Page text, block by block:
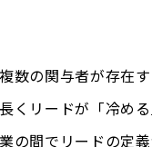
数の関与者が存在
くリードが「冷め
の間でリードの定